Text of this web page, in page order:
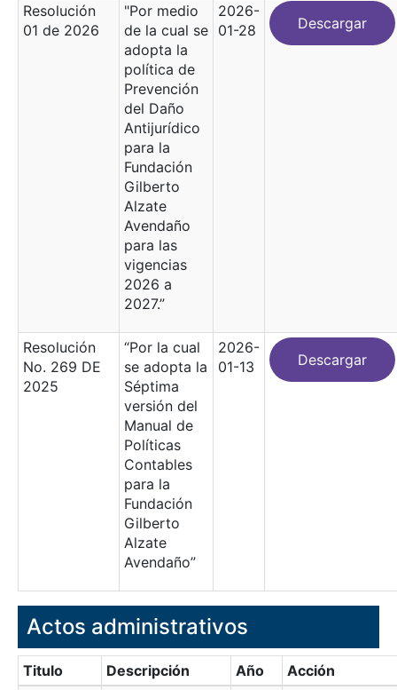
Resolución
01 de 2026
"Por medio
de la cual se
adopta la
política de
Prevención
del Daño
Antijurídico
para la
Fundación
Gilberto
Alzate
Avendaño
para las
vigencias
2026 a
2027.”
2026-
01-28
Descargar
Resolución
No. 269 DE
2025
“Por la cual
se adopta la
Séptima
versión del
Manual de
Políticas
Contables
para la
Fundación
Gilberto
Alzate
Avendaño”
2026-
01-13
Descargar
Actos administrativos
Titulo Descripción Año
Acción